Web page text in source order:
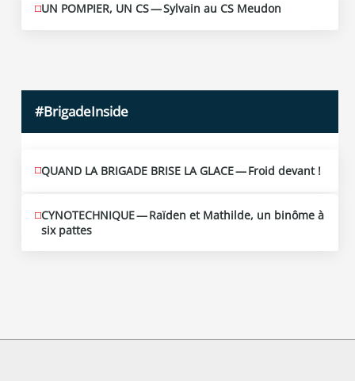
MAI
10
UN POMPIER, UN CS — Sylvain au CS Meudon
#BrigadeInside
QUAND LA BRIGADE BRISE LA GLACE — Froid devant !
CYNOTECHNIQUE — Raïden et Mathilde, un binôme à
six pattes